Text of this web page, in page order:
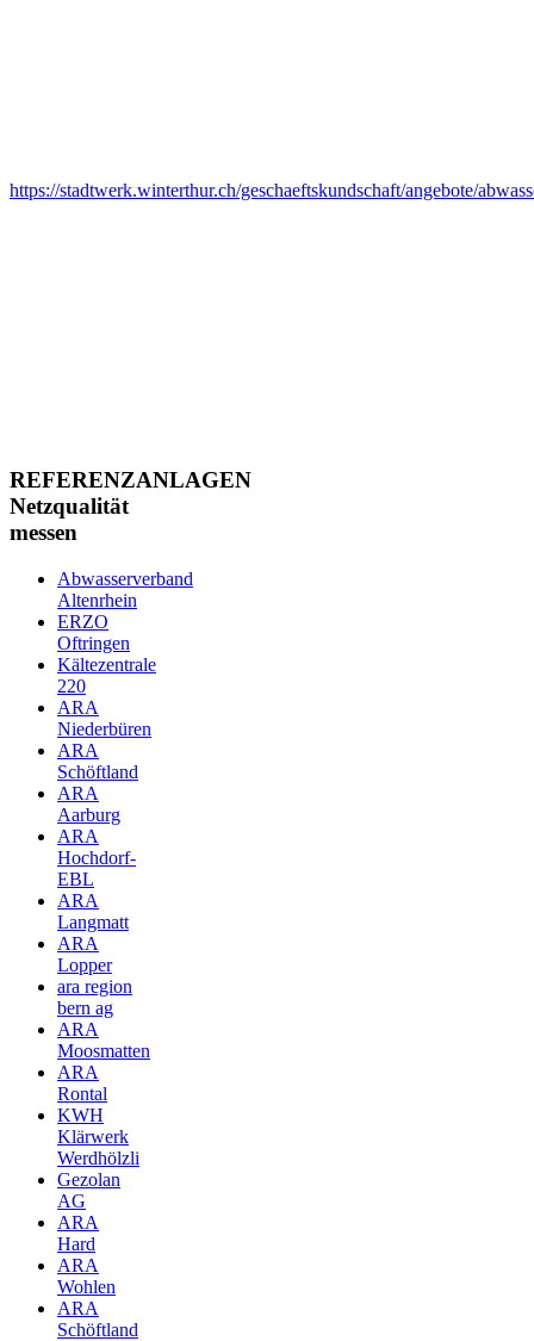
https://stadtwerk.winterthur.ch/geschaeftskundschaft/angebote/
REFERENZANLAGEN
Netzqualität
messen
Abwasserverband
Altenrhein
ERZO
Oftringen
Kältezentrale
220
ARA
Niederbüren
ARA
Schöftland
ARA
Aarburg
ARA
Hochdorf-
EBL
ARA
Langmatt
ARA
Lopper
ara region
bern ag
ARA
Moosmatten
ARA
Rontal
KWH
Klärwerk
Werdhölzli
Gezolan
AG
ARA
Hard
ARA
Wohlen
ARA
Schöftland